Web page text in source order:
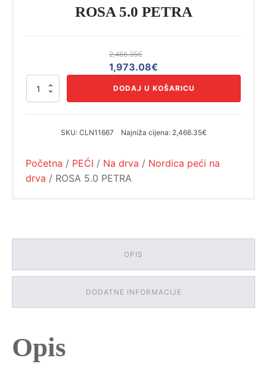
ROSA 5.0 PETRA
2,466.35€
Izvorna
2,466.35€.
1,973.08€
cijena
ROSA
DODAJ U KOŠARICU
SKU: CLN11667 Najniža cijena: 2,466.35€
Početna / PEĆI / Na drva / Nordica peći na
drva / ROSA 5.0 PETRA
OPIS
DODATNE INFORMACIJE
Opis